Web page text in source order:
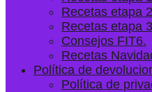
Recetas etapa
Recetas etapa
Consejos FIT6.
Recetas
Política de
Política de